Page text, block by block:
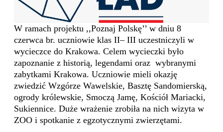
W ramach projektu ,,Poznaj Polskę’’ w dniu 8
czerwca br. uczniowie klas II– III uczestniczyli w
wycieczce do Krakowa. Celem wycieczki było
zapoznanie z historią, legendami oraz wybranymi
zabytkami Krakowa. Uczniowie mieli okazję
zwiedzić Wzgórze Wawelskie, Basztę Sandomierską,
ogrody królewskie, Smoczą Jamę, Kościół Mariacki,
Sukiennice. Duże wrażenie zrobiła na nich wizyta w
ZOO i spotkanie z egzotycznymi zwierzętami.